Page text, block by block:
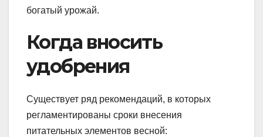
богатый урожай.
Когда вносить
удобрения
Существует ряд рекомендаций, в которых
регламентированы сроки внесения
питательных элементов весной: